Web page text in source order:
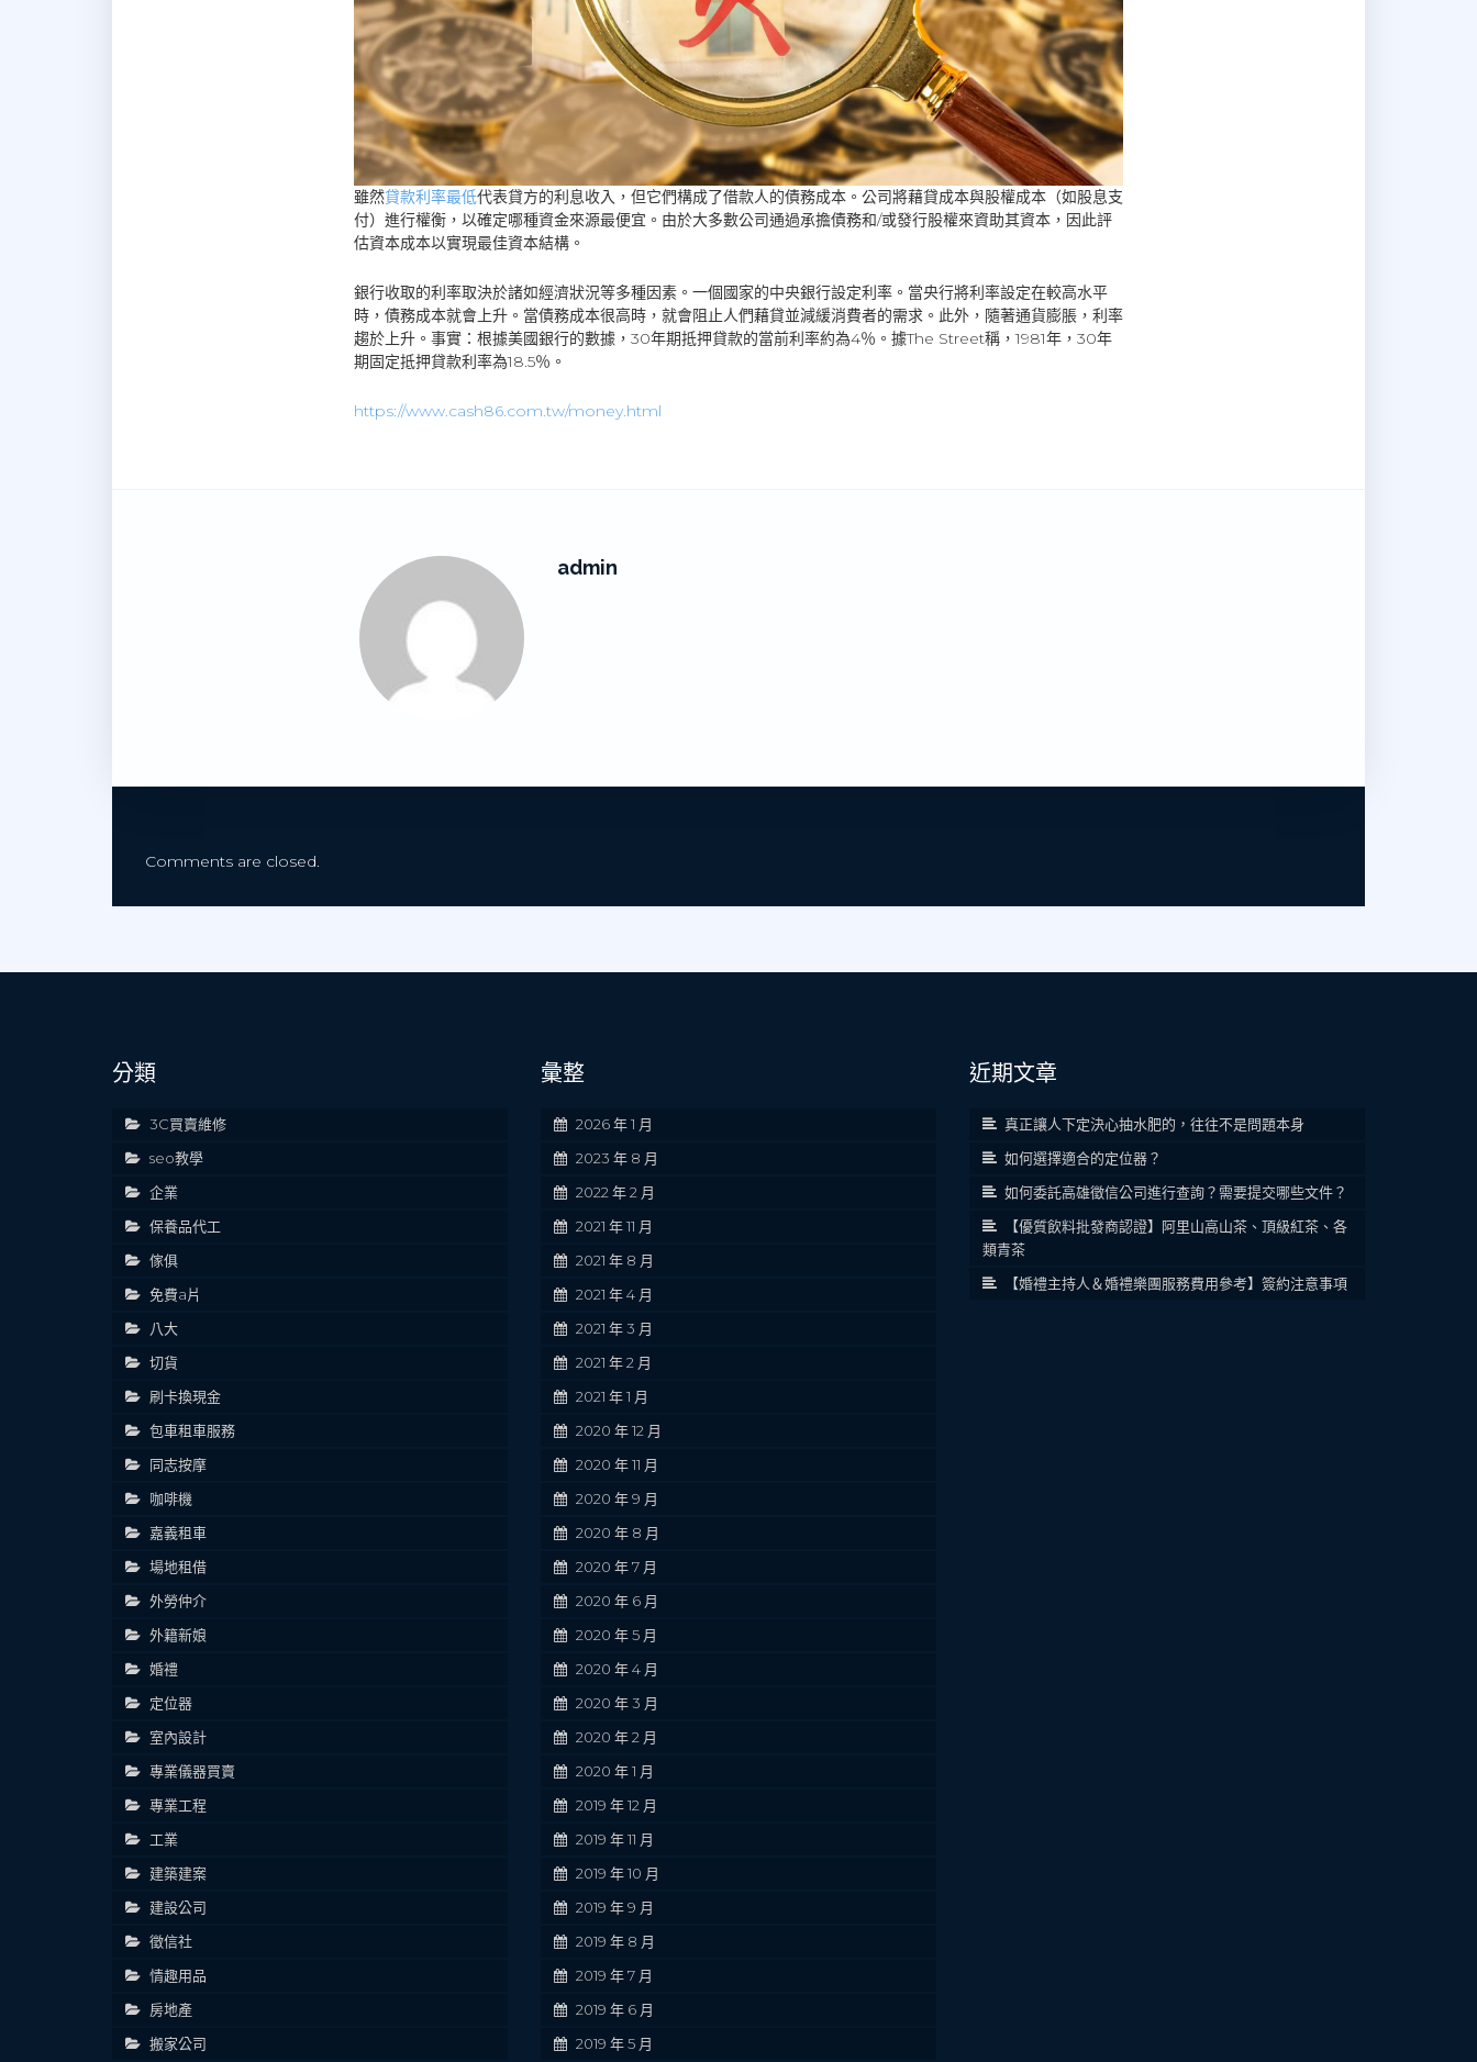
雖然貸款利率最低代表貸方的利息收入，但它們構成了借款人的債務成本。公司將藉貸成本與股權成本（如股息支
付）進行權衡，以確定哪種資金來源最便宜。由於大多數公司通過承擔債務和/或發行股權來資助其資本，因此評
估資本成本以實現最佳資本結構。
銀行收取的利率取決於諸如經濟狀況等多種因素。一個國家的中央銀行設定利率。當央行將利率設定在較高水平
時，債務成本就會上升。當債務成本很高時，就會阻止人們藉貸並減緩消費者的需求。此外，隨著通貨膨脹，利率
趨於上升。事實：根據美國銀行的數據，30年期抵押貸款的當前利率約為4％。據The Street稱，1981年，30年
期固定抵押貸款利率為18.5％。
https://www.cash86.com.tw/money.html
admin
Comments are closed.
分類
3C買賣維修
seo教學
企業
保養品代工
傢俱
免費a片
八大
切貨
刷卡換現金
包車租車服務
同志按摩
咖啡機
嘉義租車
場地租借
外勞仲介
外籍新娘
婚禮
定位器
室內設計
專業儀器買賣
專業工程
工業
建築建案
建設公司
徵信社
情趣用品
房地產
搬家公司
彙整
2026 年 1 月
2023 年 8 月
2022 年 2 月
2021 年 11 月
2021 年 8 月
2021 年 4 月
2021 年 3 月
2021 年 2 月
2021 年 1 月
2020 年 12 月
2020 年 11 月
2020 年 9 月
2020 年 8 月
2020 年 7 月
2020 年 6 月
2020 年 5 月
2020 年 4 月
2020 年 3 月
2020 年 2 月
2020 年 1 月
2019 年 12 月
2019 年 11 月
2019 年 10 月
2019 年 9 月
2019 年 8 月
2019 年 7 月
2019 年 6 月
2019 年 5 月
近期文章
真正讓人下定決心抽水肥的，往往不是問題本身
如何選擇適合的定位器？
如何委託高雄徵信公司進行查詢？需要提交哪些文件？
【優質飲料批發商認證】阿里山高山茶、頂級紅茶、各
類青茶
【婚禮主持人＆婚禮樂團服務費用參考】簽約注意事項